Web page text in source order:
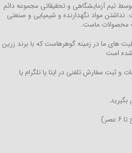
تیم آزمایشگاهی و تحقیقاتی مجموعه دائم
مواد نگهدارنده و شیمیایی و صنعتی
محصولات ماست.
های ما در زمینه گوهرهاست که با برند زرین
شده است
و ثبت سفارش تلفنی در ایتا یا تلگرام یا
بگیرید.